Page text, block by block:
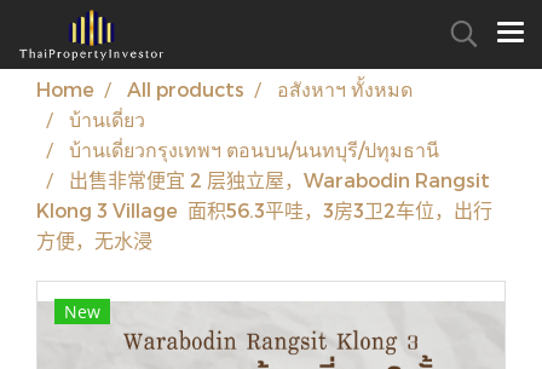
Home All products
อสังหาฯ ทั้งหมด
บ้านเดี่ยว
บ้านเดี่ยวกรุงเทพฯ ตอนบน/นนทบุรี/ปทุมธานี
出售非常便宜 2 层独立屋，Warabodin Rangsit
Klong 3 Village 面积56.3平哇，3房3卫2车位，出行
方便，无水浸️
New